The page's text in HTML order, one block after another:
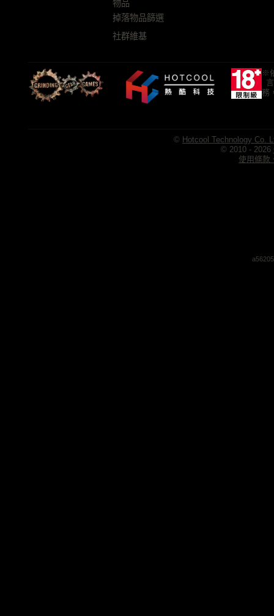
物品
掉落物品篩選
社群維基
※
務
© Hotcool Technology Co.
© 2010 - 2026
使用條款